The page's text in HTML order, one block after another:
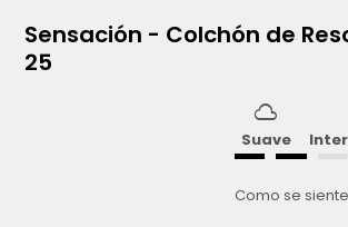
Sensación - Colchón de
25
cloud
Suave
Como se siente